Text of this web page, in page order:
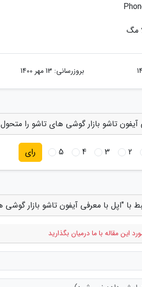
مگ
بروزرسانی: 13 مهر 1400
آیفون تاشو بازار گوشی های تاشو را
2
3
4
5 رای
با "اپل با معرفی آیفون تاشو بازار
این مقاله با ما درمیان بگذارید